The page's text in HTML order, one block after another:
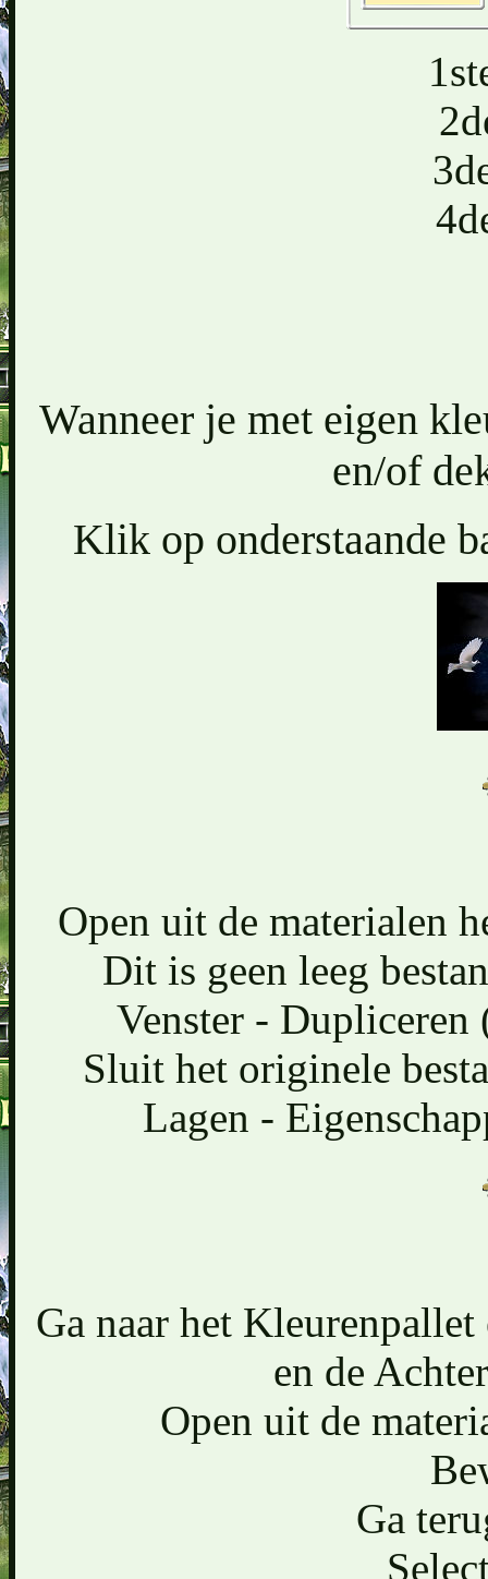
Wanneer je met eigen
en/of
Klik op onderstaande
Open uit de materialen
Dit is geen leeg
Venster -
Sluit het originele
Lagen -
Ga naar het
en de
Open uit de
Ga